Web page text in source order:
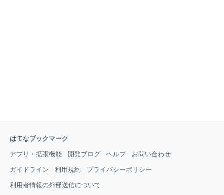
はてなブックマーク
アプリ・拡張機能 開発ブログ ヘルプ お問い合わせ
ガイドライン 利用規約 プライバシーポリシー
利用者情報の外部送信について